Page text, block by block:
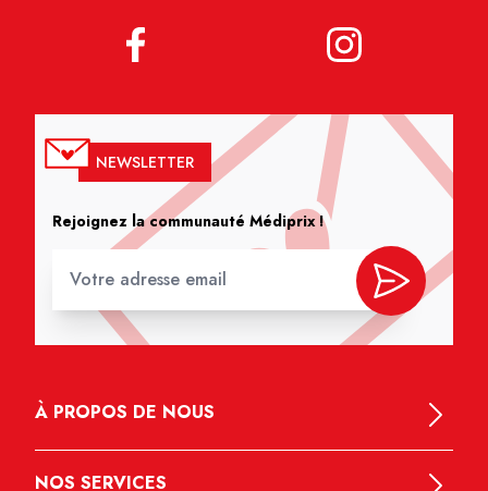
NEWSLETTER
Rejoignez la communauté Médiprix !
À PROPOS DE NOUS
NOS SERVICES